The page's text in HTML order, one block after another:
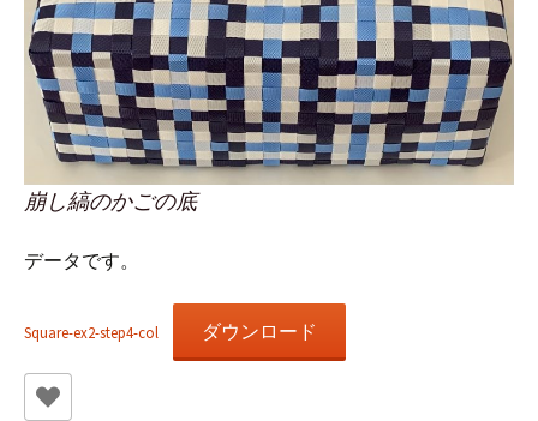
崩し縞のかごの底
データです。
Square-ex2-step4-col ダウンロード